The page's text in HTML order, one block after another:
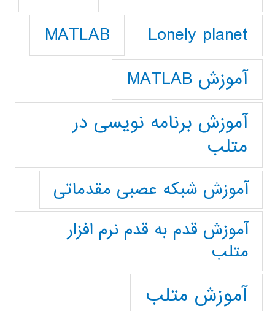
Lonely planet
MATLAB
آموزش MATLAB
آموزش برنامه نویسی در
متلب
آموزش شبکه عصبی مقدماتی
آموزش قدم به قدم نرم افزار
متلب
آموزش متلب